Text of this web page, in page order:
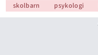
skolbarn psykologi